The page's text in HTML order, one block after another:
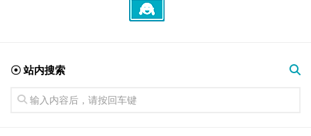
☉ 站内搜索